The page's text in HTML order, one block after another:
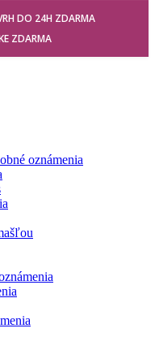
DO 24H ZDARMA
ZDARMA
oznámenia